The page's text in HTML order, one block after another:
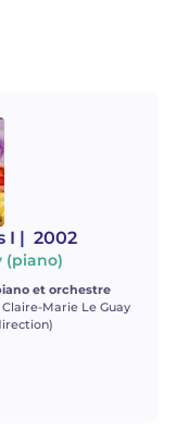
I | 2002
(piano)
et orchestre
Marie Le Guay